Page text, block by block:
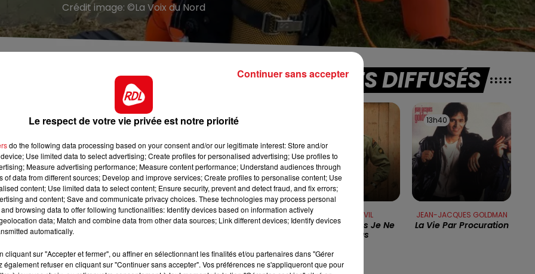
11h00 - 12h00
SUR UN AIR D'ACCORDÉON RDL WEEK-END
Crédit image: ©La Voix du Nord
de rétention d’eau à côté de chez lui, à
corps de l’enfant de 6 ans a été découvert sans vie lundi
promener son chien dans le domaine agricole de ses
mais on ignore toujours comment l’enfant est
Des enfants ont déjà déposé quelques dessins pour
à la rentrée, le 26 avril.
TITRES DIFFUSÉS
PHILIPPE LAVIL
Avec Les Filles Je Ne
Sais Pas
13h40
13h40
JEAN-JACQUES GOLDMAN
La Vie Par Procuration
Le respect de votre vie privée est notre priorité
do the following data processing based on your consent and/or our legitimate interest: Store and/or
Use limited data to select advertising; Create profiles for personalised advertising; Use profiles to
Measure advertising performance; Measure content performance; Understand audiences through
of data from different sources; Develop and improve services; Create profiles to personalise content; Use
content; Use limited data to select content; Ensure security, prevent and detect fraud, and fix errors;
and content; Save and communicate privacy choices. These technologies may process personal
browsing data to offer following functionalities: Identify devices based on information actively
data; Match and combine data from other data sources; Link different devices; Identify devices
automatically.
cliquant sur "Accepter et fermer", ou affiner en sélectionnant les finalités et/ou partenaires dans "Gérer
également refuser en cliquant sur "Continuer sans accepter". Vos préférences ne s'appliqueront que pour
Continuer sans accepter